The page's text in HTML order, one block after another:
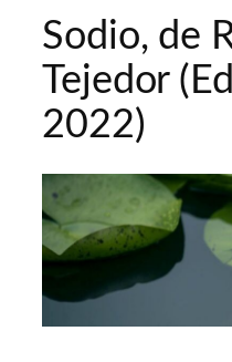
Sodio, de
Tejedor
2022)